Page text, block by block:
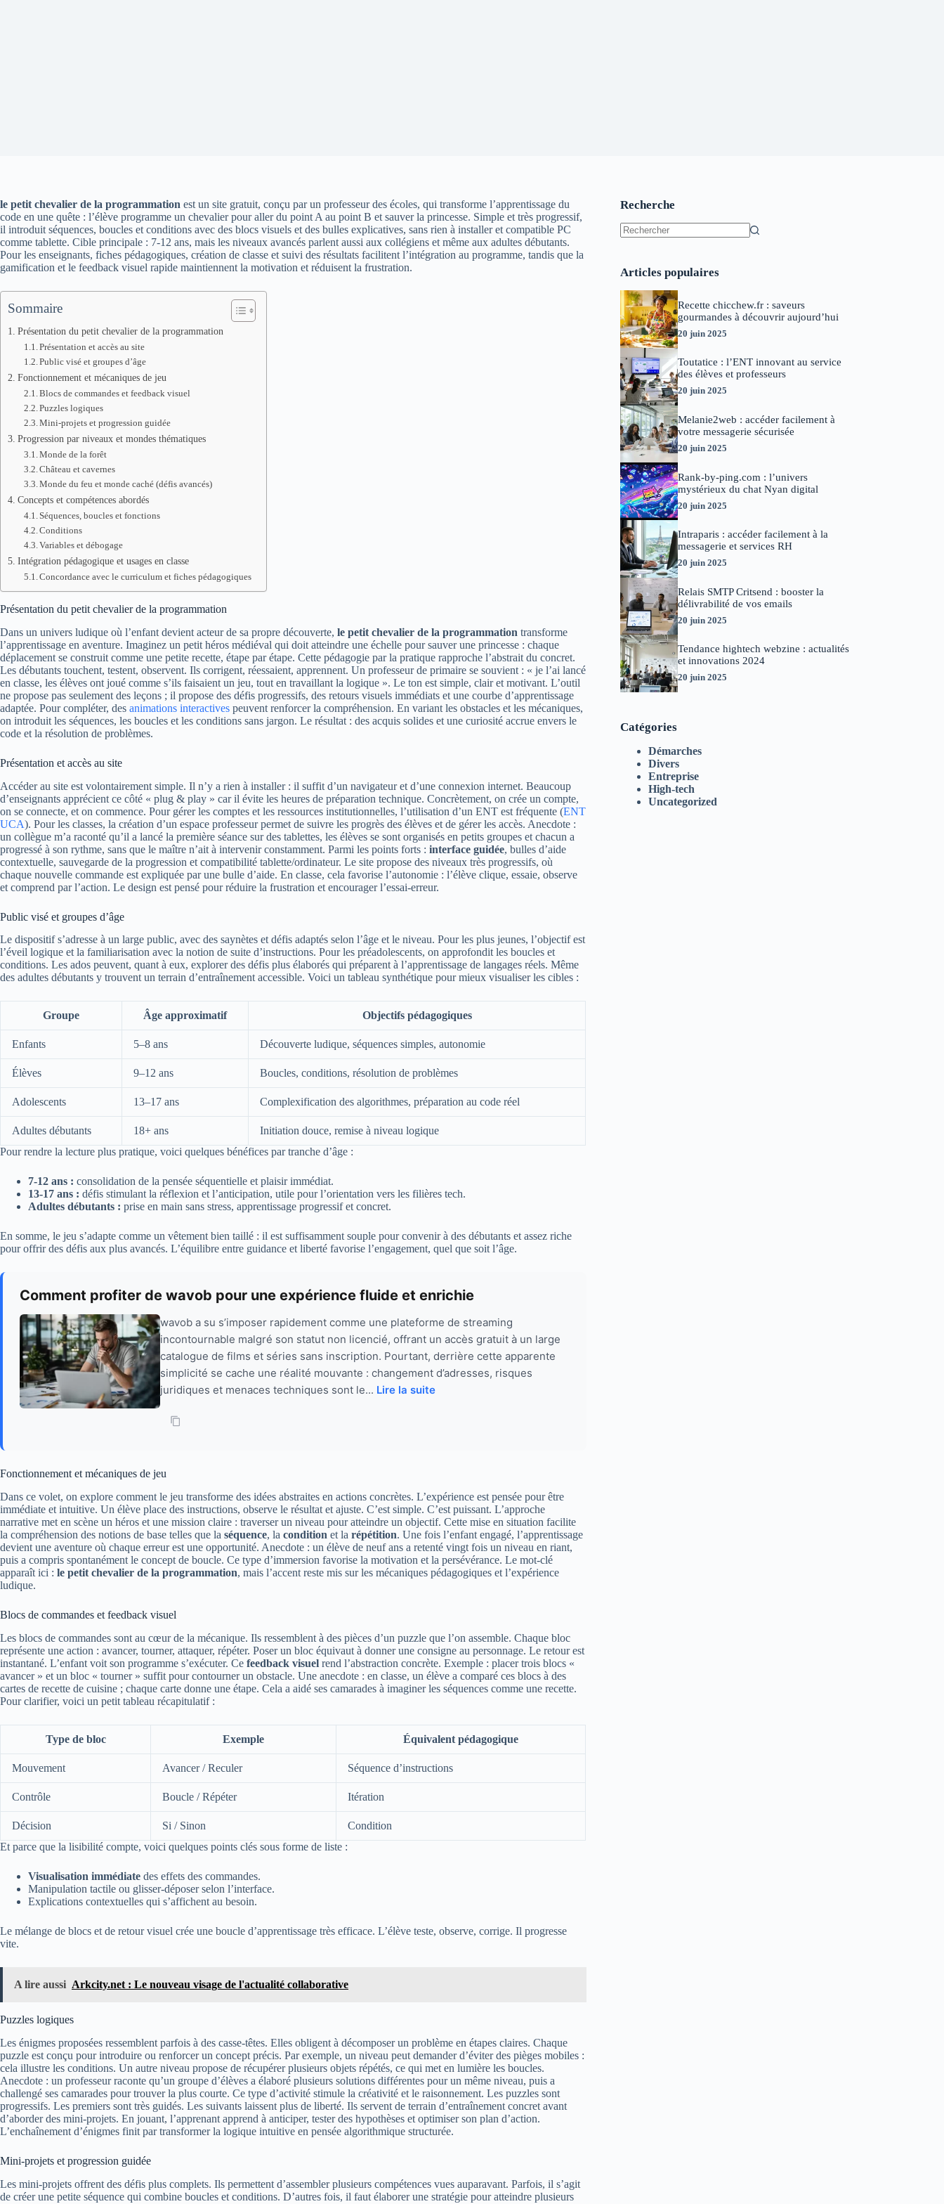
le petit chevalier de la programmation est un site gratuit, conçu par un professeur des écoles, qui transforme l’apprentissage du
code en une quête : l’élève programme un chevalier pour aller du point A au point B et sauver la princesse. Simple et très progressif,
il introduit séquences, boucles et conditions avec des blocs visuels et des bulles explicatives, sans rien à installer et compatible PC
comme tablette. Cible principale : 7‑12 ans, mais les niveaux avancés parlent aussi aux collégiens et même aux adultes débutants.
Pour les enseignants, fiches pédagogiques, création de classe et suivi des résultats facilitent l’intégration au programme, tandis que la
gamification et le feedback visuel rapide maintiennent la motivation et réduisent la frustration.
Sommaire
Présentation du petit chevalier de la programmation
Présentation et accès au site
Public visé et groupes d’âge
Fonctionnement et mécaniques de jeu
Blocs de commandes et feedback visuel
Puzzles logiques
Mini-projets et progression guidée
Progression par niveaux et mondes thématiques
Monde de la forêt
Château et cavernes
Monde du feu et monde caché (défis avancés)
Concepts et compétences abordés
Séquences, boucles et fonctions
Conditions
Variables et débogage
Intégration pédagogique et usages en classe
Concordance avec le curriculum et fiches pédagogiques
Présentation du petit chevalier de la programmation
Dans un univers ludique où l’enfant devient acteur de sa propre découverte, le petit chevalier de la programmation transforme
l’apprentissage en aventure. Imaginez un petit héros médiéval qui doit atteindre une échelle pour sauver une princesse : chaque
déplacement se construit comme une petite recette, étape par étape. Cette pédagogie par la pratique rapproche l’abstrait du concret.
Les débutants touchent, testent, observent. Ils corrigent, réessaient, apprennent. Un professeur de primaire se souvient : « je l’ai lancé
en classe, les élèves ont joué comme s’ils faisaient un jeu, tout en travaillant la logique ». Le ton est simple, clair et motivant. L’outil
ne propose pas seulement des leçons ; il propose des défis progressifs, des retours visuels immédiats et une courbe d’apprentissage
adaptée. Pour compléter, des animations interactives peuvent renforcer la compréhension. En variant les obstacles et les mécaniques,
on introduit les séquences, les boucles et les conditions sans jargon. Le résultat : des acquis solides et une curiosité accrue envers le
code et la résolution de problèmes.
Présentation et accès au site
Accéder au site est volontairement simple. Il n’y a rien à installer : il suffit d’un navigateur et d’une connexion internet. Beaucoup
d’enseignants apprécient ce côté « plug & play » car il évite les heures de préparation technique. Concrètement, on crée un compte,
on se connecte, et on commence. Pour gérer les comptes et les ressources institutionnelles, l’utilisation d’un ENT est fréquente (ENT
UCA). Pour les classes, la création d’un espace professeur permet de suivre les progrès des élèves et de gérer les accès. Anecdote :
un collègue m’a raconté qu’il a lancé la première séance sur des tablettes, les élèves se sont organisés en petits groupes et chacun a
progressé à son rythme, sans que le maître n’ait à intervenir constamment. Parmi les points forts : interface guidée, bulles d’aide
contextuelle, sauvegarde de la progression et compatibilité tablette/ordinateur. Le site propose des niveaux très progressifs, où
chaque nouvelle commande est expliquée par une bulle d’aide. En classe, cela favorise l’autonomie : l’élève clique, essaie, observe
et comprend par l’action. Le design est pensé pour réduire la frustration et encourager l’essai-erreur.
Public visé et groupes d’âge
Le dispositif s’adresse à un large public, avec des saynètes et défis adaptés selon l’âge et le niveau. Pour les plus jeunes, l’objectif est
l’éveil logique et la familiarisation avec la notion de suite d’instructions. Pour les préadolescents, on approfondit les boucles et
conditions. Les ados peuvent, quant à eux, explorer des défis plus élaborés qui préparent à l’apprentissage de langages réels. Même
des adultes débutants y trouvent un terrain d’entraînement accessible. Voici un tableau synthétique pour mieux visualiser les cibles :
Groupe Âge approximatif Objectifs pédagogiques
Enfants 5–8 ans Découverte ludique, séquences simples, autonomie
Élèves 9–12 ans Boucles, conditions, résolution de problèmes
Adolescents 13–17 ans Complexification des algorithmes, préparation au code réel
Adultes débutants 18+ ans
Initiation douce, remise à niveau logique
Pour rendre la lecture plus pratique, voici quelques bénéfices par tranche d’âge :
7-12 ans : consolidation de la pensée séquentielle et plaisir immédiat.
13-17 ans : défis stimulant la réflexion et l’anticipation, utile pour l’orientation vers les filières tech.
Adultes débutants : prise en main sans stress, apprentissage progressif et concret.
En somme, le jeu s’adapte comme un vêtement bien taillé : il est suffisamment souple pour convenir à des débutants et assez riche
pour offrir des défis aux plus avancés. L’équilibre entre guidance et liberté favorise l’engagement, quel que soit l’âge.
Comment profiter de wavob pour une expérience fluide et enrichie
wavob a su s’imposer rapidement comme une plateforme de streaming
incontournable malgré son statut non licencié, offrant un accès gratuit à un large
catalogue de films et séries sans inscription. Pourtant, derrière cette apparente
simplicité se cache une réalité mouvante : changement d’adresses, risques
juridiques et menaces techniques sont le... Lire la suite
Fonctionnement et mécaniques de jeu
Dans ce volet, on explore comment le jeu transforme des idées abstraites en actions concrètes. L’expérience est pensée pour être
immédiate et intuitive. Un élève place des instructions, observe le résultat et ajuste. C’est simple. C’est puissant. L’approche
narrative met en scène un héros et une mission claire : traverser un niveau pour atteindre un objectif. Cette mise en situation facilite
la compréhension des notions de base telles que la séquence, la condition et la répétition. Une fois l’enfant engagé, l’apprentissage
devient une aventure où chaque erreur est une opportunité. Anecdote : un élève de neuf ans a retenté vingt fois un niveau en riant,
puis a compris spontanément le concept de boucle. Ce type d’immersion favorise la motivation et la persévérance. Le mot-clé
apparaît ici : le petit chevalier de la programmation, mais l’accent reste mis sur les mécaniques pédagogiques et l’expérience
ludique.
Blocs de commandes et feedback visuel
Les blocs de commandes sont au cœur de la mécanique. Ils ressemblent à des pièces d’un puzzle que l’on assemble. Chaque bloc
représente une action : avancer, tourner, attaquer, répéter. Poser un bloc équivaut à donner une consigne au personnage. Le retour est
instantané. L’enfant voit son programme s’exécuter. Ce feedback visuel rend l’abstraction concrète. Exemple : placer trois blocs «
avancer » et un bloc « tourner » suffit pour contourner un obstacle. Une anecdote : en classe, un élève a comparé ces blocs à des
cartes de recette de cuisine ; chaque carte donne une étape. Cela a aidé ses camarades à imaginer les séquences comme une recette.
Pour clarifier, voici un petit tableau récapitulatif :
Type de bloc Exemple Équivalent pédagogique
Mouvement Avancer / Reculer Séquence d’instructions
Contrôle Boucle / Répéter Itération
Décision Si / Sinon
Condition
Et parce que la lisibilité compte, voici quelques points clés sous forme de liste :
Visualisation immédiate des effets des commandes.
Manipulation tactile ou glisser-déposer selon l’interface.
Explications contextuelles qui s’affichent au besoin.
Le mélange de blocs et de retour visuel crée une boucle d’apprentissage très efficace. L’élève teste, observe, corrige. Il progresse
vite.
A lire aussi Arkcity.net : Le nouveau visage de l'actualité collaborative
Puzzles logiques
Les énigmes proposées ressemblent parfois à des casse-têtes. Elles obligent à décomposer un problème en étapes claires. Chaque
puzzle est conçu pour introduire ou renforcer un concept précis. Par exemple, un niveau peut demander d’éviter des pièges mobiles :
cela illustre les conditions. Un autre niveau propose de récupérer plusieurs objets répétés, ce qui met en lumière les boucles.
Anecdote : un professeur raconte qu’un groupe d’élèves a élaboré plusieurs solutions différentes pour un même niveau, puis a
challengé ses camarades pour trouver la plus courte. Ce type d’activité stimule la créativité et le raisonnement. Les puzzles sont
progressifs. Les premiers sont très guidés. Les suivants laissent plus de liberté. Ils servent de terrain d’entraînement concret avant
d’aborder des mini-projets. En jouant, l’apprenant apprend à anticiper, tester des hypothèses et optimiser son plan d’action.
L’enchaînement d’énigmes finit par transformer la logique intuitive en pensée algorithmique structurée.
Mini-projets et progression guidée
Les mini-projets offrent des défis plus complets. Ils permettent d’assembler plusieurs compétences vues auparavant. Parfois, il s’agit
de créer une petite séquence qui combine boucles et conditions. D’autres fois, il faut élaborer une stratégie pour atteindre plusieurs
Recherche
Articles populaires
Recette chicchew.fr : saveurs
gourmandes à découvrir aujourd’hui
20 juin 2025
Toutatice : l’ENT innovant au service
des élèves et professeurs
20 juin 2025
Melanie2web : accéder facilement à
votre messagerie sécurisée
20 juin 2025
Rank-by-ping.com : l’univers
mystérieux du chat Nyan digital
20 juin 2025
Intraparis : accéder facilement à la
messagerie et services RH
20 juin 2025
Relais SMTP Critsend : booster la
délivrabilité de vos emails
20 juin 2025
Tendance hightech webzine : actualités
et innovations 2024
20 juin 2025
Catégories
Démarches
Divers
Entreprise
High-tech
Uncategorized